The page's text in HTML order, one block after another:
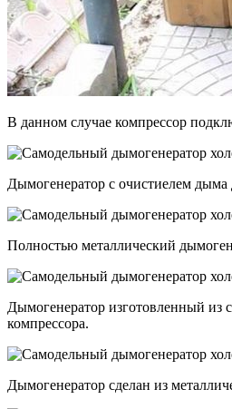
В данном случае компрессор
Дымогенератор с очистиелем дыма
Полностью металлический
Дымогенератор изготовленный из
компрессора.
Дымогенератор сделан из